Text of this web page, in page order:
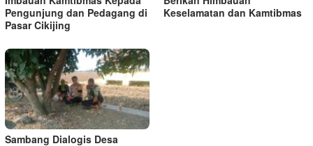
Pengunjung dan Pedagang di
Pasar Cikijing
Keselamatan dan Kamtibmas
Sambang Dialogis Desa